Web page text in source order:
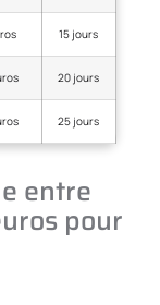
15 jours
20 jours
25 jours
entre
pour